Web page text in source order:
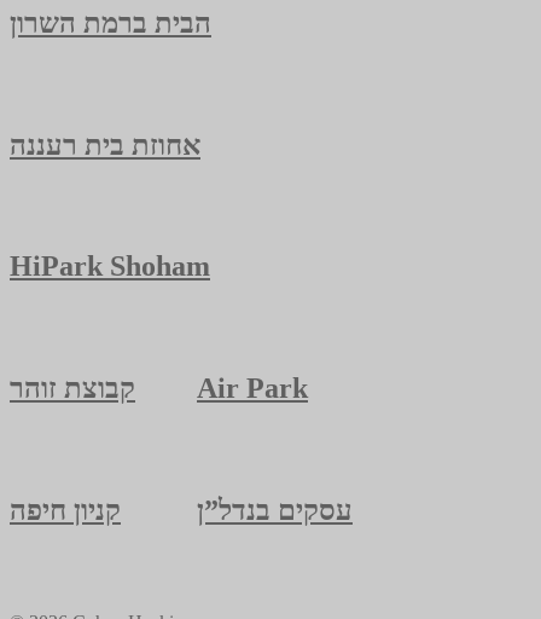
הבית ברמת השרון
אחוזת בית רעננה
HiPark Shoham
קבוצת זוהר Air Park
קניון חיפה עסקים בנדל”ן